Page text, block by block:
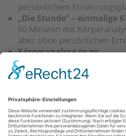
persönlichem
„Die Stunde“ – einmalige
60 Minuten mit
aber ohne persönlichen
Körperanalyse to go
NIR-Messung am Bizeps mit
persönlichen
Was kostet das Ganze?
Ich biete Ihnen, verglichen mit
individuellen Coachings und